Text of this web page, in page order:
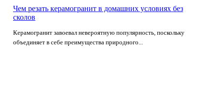
Чем резать керамогранит в домашних условиях без
сколов
Керамогранит завоевал невероятную популярность, поскольку
объединяет в себе преимущества природного...